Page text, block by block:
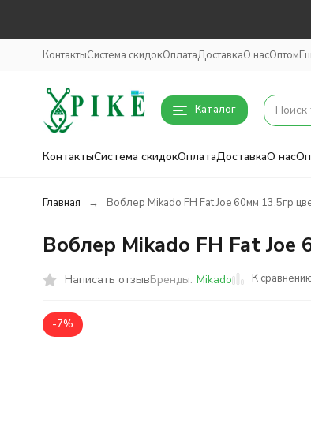
КонтактыСистема скидокОплатаДоставкаО насОптом
Каталог
КонтактыСистема скидокОплатаДоставкаО нас
Главная Воблер Mikado FH Fat Joe 60мм 13,5гр
Воблер Mikado FH Fat
Написать отзывБренды: Mikado К
-7%